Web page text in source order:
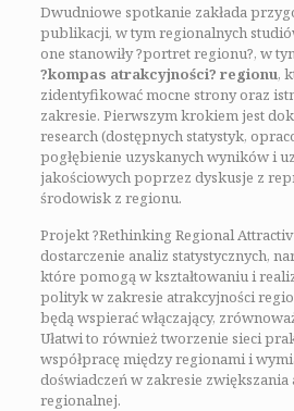
Dwudniowe spotkanie zakłada
publikacji, w tym regionalnych
one stanowiły ?portret regionu?, w
?kompas atrakcyjności? regionu,
zidentyfikować mocne strony oraz
zakresie. Pierwszym krokiem jest
research (dostępnych statystyk,
pogłębienie uzyskanych wyników i
jakościowych poprzez dyskusje z
środowisk z regionu.
Projekt ?Rethinking Regional
dostarczenie analiz statystycznych,
które pomogą w kształtowaniu i
polityk w zakresie atrakcyjności
będą wspierać włączający,
Ułatwi to również tworzenie sieci
współpracę między regionami i
doświadczeń w zakresie zwiększania
regionalnej.